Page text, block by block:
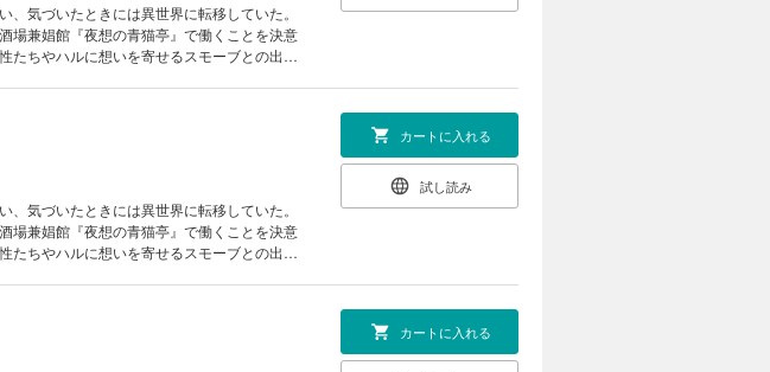
気づいたときには異世界に転移していた。
場兼娼館『夜想の青猫亭』で働くことを決意
たちやハルに想いを寄せるスモーブとの出会
気づいたときには異世界に転移していた。
場兼娼館『夜想の青猫亭』で働くことを決意
たちやハルに想いを寄せるスモーブとの出会
カートに入れる
試し読み
カートに入れる